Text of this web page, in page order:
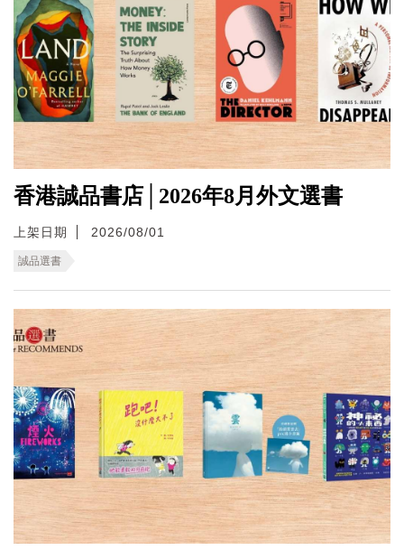
香港誠品書店│2026年8月外文選書
上架日期 2026/08/01
誠品選書